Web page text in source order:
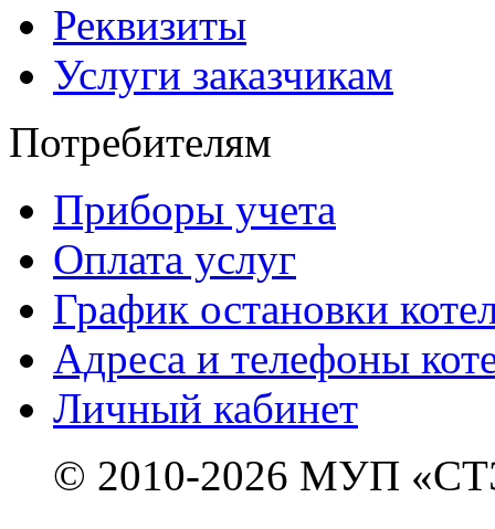
Реквизиты
Услуги заказчикам
Потребителям
Приборы учета
Оплата услуг
График остановки
Адреса и телефоны
Личный кабинет
© 2010-2026 МУП